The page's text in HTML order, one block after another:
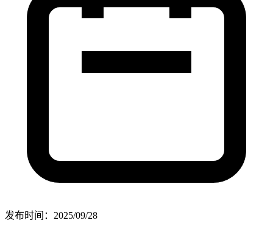
发布时间： 2025/09/28